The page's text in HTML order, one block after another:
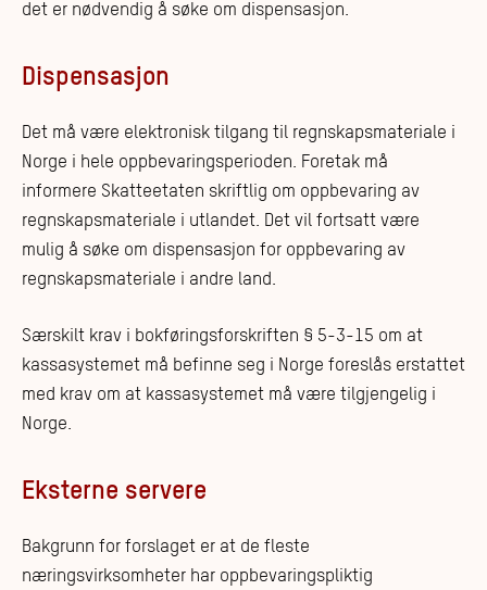
det er nødvendig å søke om dispensasjon.
Dispensasjon
Det må være elektronisk tilgang til regnskapsmateriale i
Norge i hele oppbevaringsperioden. Foretak må
informere Skatteetaten skriftlig om oppbevaring av
regnskapsmateriale i utlandet. Det vil fortsatt være
mulig å søke om dispensasjon for oppbevaring av
regnskapsmateriale i andre land.
Særskilt krav i bokføringsforskriften § 5-3-15 om at
kassasystemet må befinne seg i Norge foreslås erstattet
med krav om at kassasystemet må være tilgjengelig i
Norge.
Eksterne servere
Bakgrunn for forslaget er at de fleste
næringsvirksomheter har oppbevaringspliktig